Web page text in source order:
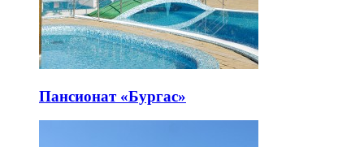
Пансионат «Бургас»